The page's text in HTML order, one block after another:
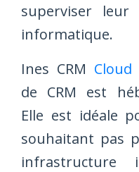
superviser
informatique.
Ines CRM Cloud
de CRM est
Elle est idéale
souhaitant pas
infrastructure